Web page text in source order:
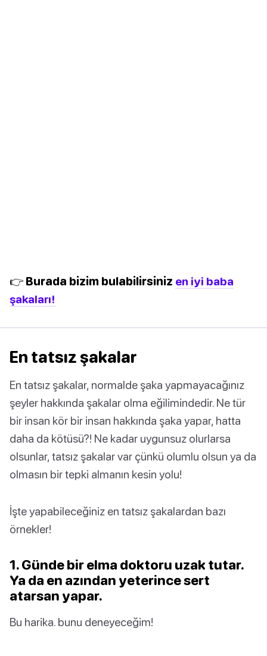
👉 Burada bizim bulabilirsiniz en iyi baba
şakaları!
En tatsız şakalar
En tatsız şakalar, normalde şaka yapmayacağınız
şeyler hakkında şakalar olma eğilimindedir. Ne tür
bir insan kör bir insan hakkında şaka yapar, hatta
daha da kötüsü?! Ne kadar uygunsuz olurlarsa
olsunlar, tatsız şakalar var çünkü olumlu olsun ya da
olmasın bir tepki almanın kesin yolu!
İşte yapabileceğiniz en tatsız şakalardan bazı
örnekler!
1. Günde bir elma doktoru uzak tutar.
Ya da en azından yeterince sert
atarsan yapar.
Bu harika. bunu deneyeceğim!